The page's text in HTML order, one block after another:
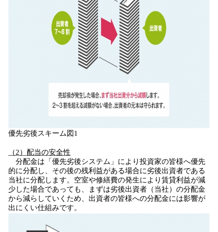
優先劣後スキーム図1
（2）配当の安全性
分配金は「優先劣後システム」により投資家の皆様へ優先
的に分配し、その後の残利益がある場合に劣後出資者である
当社に分配します。空室や修繕費の発生により賃貸利益が減
少した場合であっても、まずは劣後出資者（当社）の分配金
から減らしていくため、出資者の皆様への分配金には影響が
出にくい仕組みです。